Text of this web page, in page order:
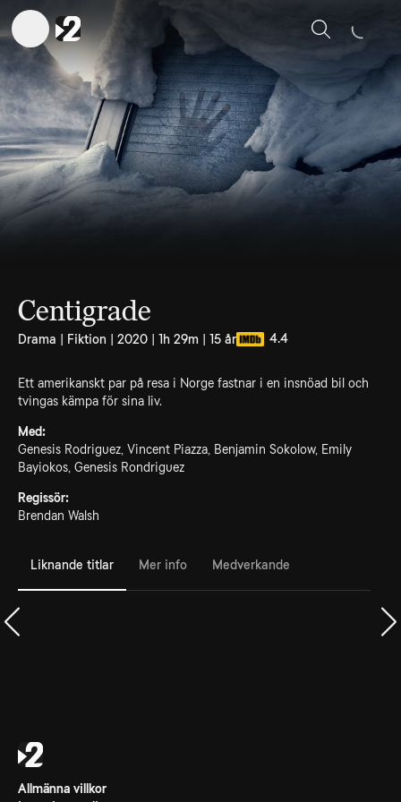
Sök
Centigrade
Drama | Fiktion | 2020 | 1h 29m | 15 år 4.4
Ett amerikanskt par på resa i Norge fastnar i en insnöad bil och
tvingas kämpa för sina liv.
Med:
Genesis Rodriguez, Vincent Piazza, Benjamin Sokolow, Emily
Bayiokos, Genesis Rondriguez
Regissör:
Brendan Walsh
Liknande titlar Mer info Medverkande
Allmänna villkor